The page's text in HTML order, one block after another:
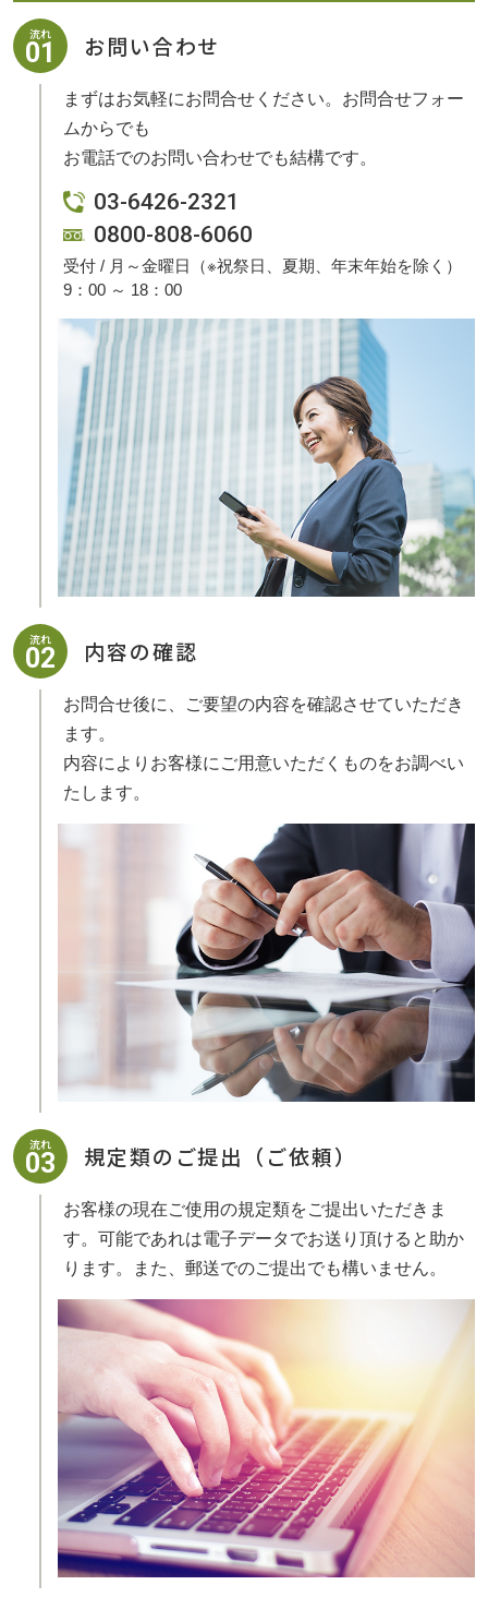
流れ
01 お問い合わせ
まずはお気軽にお問合せください。お問合せフォー
ムからでも
お電話でのお問い合わせでも結構です。
03-6426-2321
0800-808-6060
受付 / 月～金曜日（※祝祭日、夏期、年末年始を除く）
9：00 ～ 18：00
流れ
02 内容の確認
お問合せ後に、ご要望の内容を確認させていただき
ます。
内容によりお客様にご用意いただくものをお調べい
たします。
流れ
03 規定類のご提出（ご依頼）
お客様の現在ご使用の規定類をご提出いただきま
す。可能であれは電子データでお送り頂けると助か
ります。また、郵送でのご提出でも構いません。